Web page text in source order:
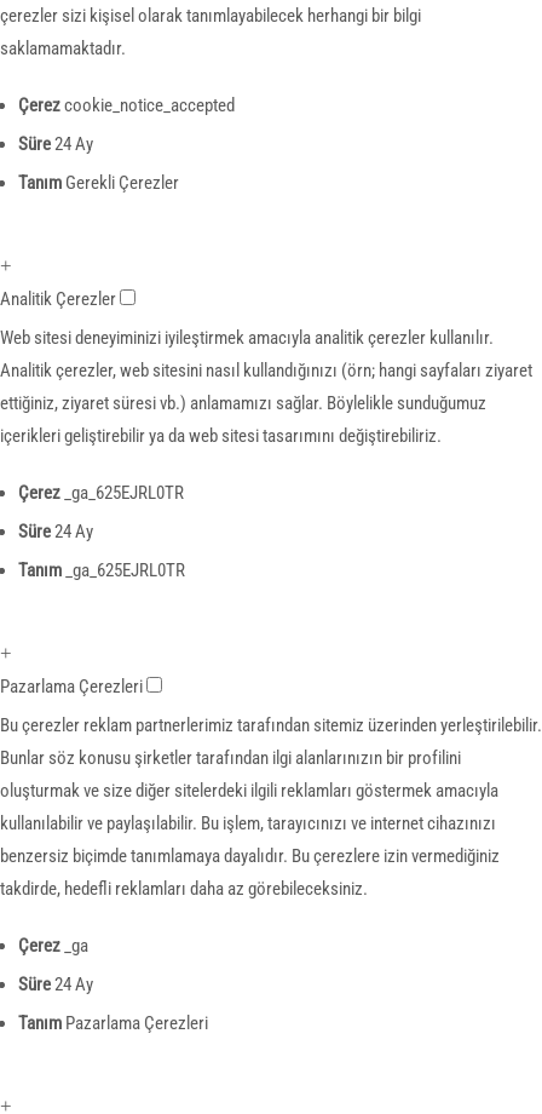
çerezler sizi kişisel olarak tanımlayabilecek herhangi bir bilgi
saklamamaktadır.
Çerezcookie_notice_accepted
Süre24 Ay
Tanım Gerekli Çerezler
+
Analitik Çerezler
Web sitesi deneyiminizi iyileştirmek amacıyla analitik çerezler kullanılır.
Analitik çerezler, web sitesini nasıl kullandığınızı (örn; hangi sayfaları ziyaret
ettiğiniz, ziyaret süresi vb.) anlamamızı sağlar. Böylelikle sunduğumuz
içerikleri geliştirebilir ya da web sitesi tasarımını değiştirebiliriz.
Çerez _ga_625EJRL0TR
Süre24 Ay
Tanım _ga_625EJRL0TR
+
Pazarlama Çerezleri
Bu çerezler reklam partnerlerimiz tarafından sitemiz üzerinden yerleştirilebilir.
Bunlar söz konusu şirketler tarafından ilgi alanlarınızın bir profilini
oluşturmak ve size diğer sitelerdeki ilgili reklamları göstermek amacıyla
kullanılabilir ve paylaşılabilir. Bu işlem, tarayıcınızı ve internet cihazınızı
benzersiz biçimde tanımlamaya dayalıdır. Bu çerezlere izin vermediğiniz
takdirde, hedefli reklamları daha az görebileceksiniz.
Çerez _ga
Süre24 Ay
Tanım Pazarlama Çerezleri
+